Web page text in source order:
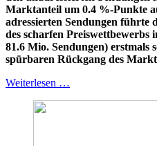
Marktanteil um 0.4 %-Punkte
adressierten Sendungen führte
des scharfen
81.6 Mio. Sendungen) erstmals
spürbaren Rückgang des
Weiterlesen …